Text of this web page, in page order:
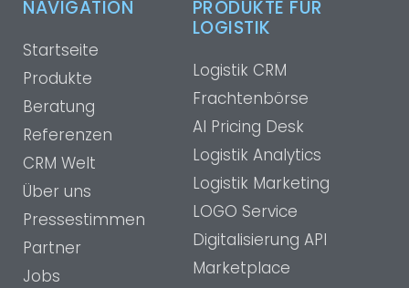
NAVIGATION
Startseite
Produkte
Beratung
Referenzen
CRM Welt
Über uns
Pressestimmen
Partner
Jobs
PRODUKTE FÜR
LOGISTIK
Logistik CRM
Frachtenbörse
AI Pricing Desk
Logistik Analytics
Logistik Marketing
LOGO Service
Digitalisierung API
Marketplace